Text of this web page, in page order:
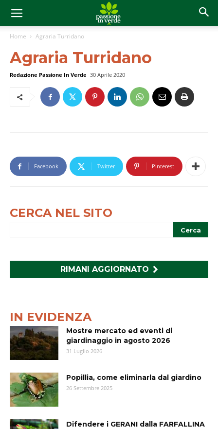
Home Agraria Turridano
Agraria Turridano
Redazione Passione In Verde 30 Aprile 2020
Facebook Twitter Pinterest
CERCA NEL SITO
RIMANI AGGIORNATO
IN EVIDENZA
Mostre mercato ed eventi di
giardinaggio in agosto 2026
31 Luglio 2026
Popillia, come eliminarla dal giardino
26 Settembre 2025
Difendere i GERANI dalla FARFALLINA